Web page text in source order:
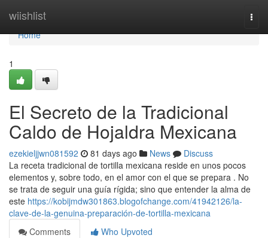
wiishlist
Home
Home
1
El Secreto de la Tradicional
Caldo de Hojaldra Mexicana
ezekieljjwn081592 81 days ago News
Discuss
La receta tradicional de tortilla mexicana reside en unos pocos
elementos y, sobre todo, en el amor con el que se prepara . No
se trata de seguir una guía rígida; sino que entender la alma de
este https://kobijmdw301863.blogofchange.com/41942126/la-
clave-de-la-genuina-preparación-de-tortilla-mexicana
Comments
Who Upvoted